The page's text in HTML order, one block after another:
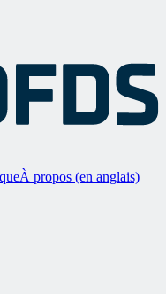
À propos (en anglais)